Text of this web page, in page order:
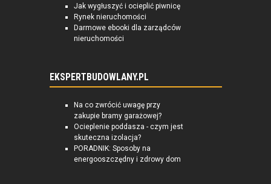
Jak wygłuszyć i ocieplić piwnicę
Rynek nieruchomości
Darmowe ebooki dla zarządców
nieruchomości
EKSPERTBUDOWLANY.PL
Na co zwrócić uwagę przy
zakupie bramy garażowej?
Ocieplenie poddasza - czym jest
skuteczna izolacja?
PORADNIK: Sposoby na
energooszczędny i zdrowy dom